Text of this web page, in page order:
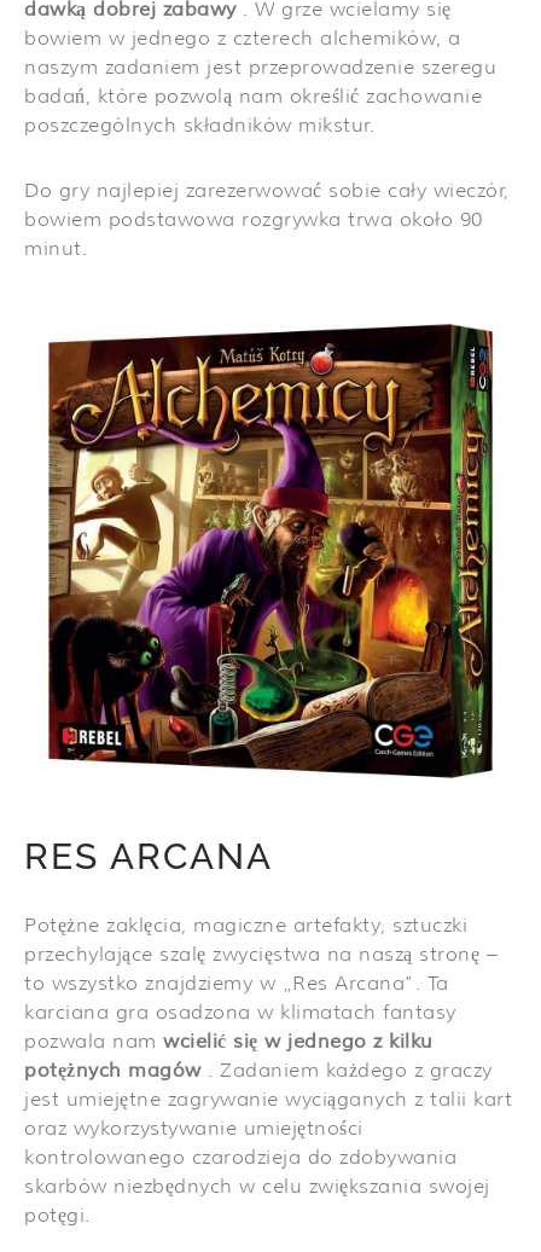
dawką dobrej zabawy
. W grze wcielamy się
bowiem w jednego z czterech alchemików, a
naszym zadaniem jest przeprowadzenie szeregu
badań, które pozwolą nam określić zachowanie
poszczególnych składników mikstur.
Do gry najlepiej zarezerwować sobie cały wieczór,
bowiem podstawowa rozgrywka trwa około 90
minut.
RES ARCANA
Potężne zaklęcia, magiczne artefakty, sztuczki
przechylające szalę zwycięstwa na naszą stronę –
to wszystko znajdziemy w „Res Arcana”. Ta
karciana gra osadzona w klimatach fantasy
pozwala nam wcielić się w jednego z kilku
potężnych magów . Zadaniem każdego z graczy
jest umiejętne zagrywanie wyciąganych z talii kart
oraz wykorzystywanie umiejętności
kontrolowanego czarodzieja do zdobywania
skarbów niezbędnych w celu zwiększania swojej
potęgi.